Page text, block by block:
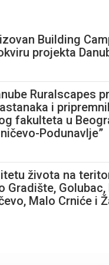
Building
projekta
Ruralscapes
i
fakulteta u
Podunavlje”
života na
Gradište,
Malo Crniće i